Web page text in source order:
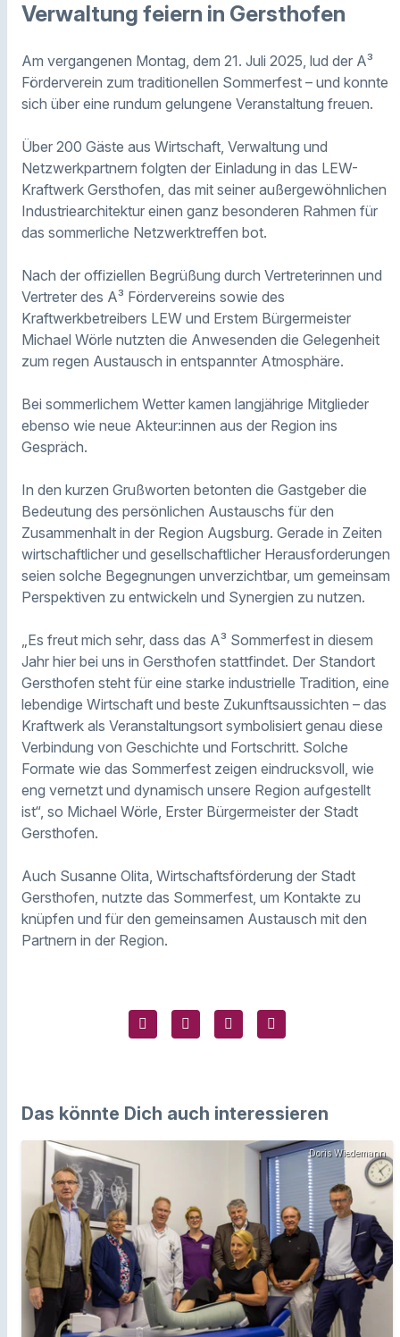
Verwaltung feiern in Gersthofen
Am vergangenen Montag, dem 21. Juli 2025, lud der A³
Förderverein zum traditionellen Sommerfest – und konnte
sich über eine rundum gelungene Veranstaltung freuen.
Über 200 Gäste aus Wirtschaft, Verwaltung und
Netzwerkpartnern folgten der Einladung in das LEW-
Kraftwerk Gersthofen, das mit seiner außergewöhnlichen
Industriearchitektur einen ganz besonderen Rahmen für
das sommerliche Netzwerktreffen bot.
Nach der offiziellen Begrüßung durch Vertreterinnen und
Vertreter des A³ Fördervereins sowie des
Kraftwerkbetreibers LEW und Erstem Bürgermeister
Michael Wörle nutzten die Anwesenden die Gelegenheit
zum regen Austausch in entspannter Atmosphäre.
Bei sommerlichem Wetter kamen langjährige Mitglieder
ebenso wie neue Akteur:innen aus der Region ins
Gespräch.
In den kurzen Grußworten betonten die Gastgeber die
Bedeutung des persönlichen Austauschs für den
Zusammenhalt in der Region Augsburg. Gerade in Zeiten
wirtschaftlicher und gesellschaftlicher Herausforderungen
seien solche Begegnungen unverzichtbar, um gemeinsam
Perspektiven zu entwickeln und Synergien zu nutzen.
„Es freut mich sehr, dass das A³ Sommerfest in diesem
Jahr hier bei uns in Gersthofen stattfindet. Der Standort
Gersthofen steht für eine starke industrielle Tradition, eine
lebendige Wirtschaft und beste Zukunftsaussichten – das
Kraftwerk als Veranstaltungsort symbolisiert genau diese
Verbindung von Geschichte und Fortschritt. Solche
Formate wie das Sommerfest zeigen eindrucksvoll, wie
eng vernetzt und dynamisch unsere Region aufgestellt
ist“, so Michael Wörle, Erster Bürgermeister der Stadt
Gersthofen.
Auch Susanne Olita, Wirtschaftsförderung der Stadt
Gersthofen, nutzte das Sommerfest, um Kontakte zu
knüpfen und für den gemeinsamen Austausch mit den
Partnern in der Region.
Das könnte Dich auch interessieren
Doris Wiedemann